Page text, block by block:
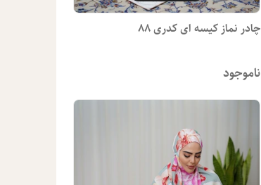
چادر نماز کیسه ای کدری 88
ناموجود